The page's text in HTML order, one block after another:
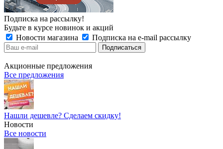
Подписка на рассылку!
Будьте в курсе новинок и акций
Новости магазина
Подписка на e-mail рассылку
Акционные предложения
Все предложения
Нашли дешевле? Сделаем скидку!
Новости
Все новости